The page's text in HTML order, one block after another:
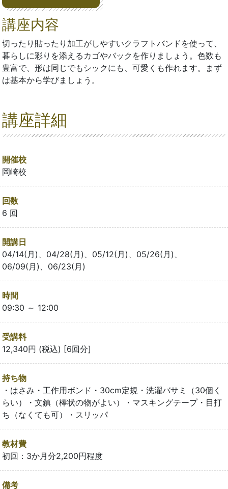
講座内容
切ったり貼ったり加工がしやすいクラフトバンドを使って、
暮らしに彩りを添えるカゴやバックを作りましょう。色数も
豊富で、形は同じでもシックにも、可愛くも作れます。まず
は基本から学びましょう。
講座詳細
開催校
岡崎校
回数
6 回
開講日
04/14(月)、04/28(月)、05/12(月)、05/26(月)、
06/09(月)、06/23(月)
時間
09:30 ～ 12:00
受講料
12,340円 (税込) [6回分]
持ち物
・はさみ・工作用ボンド・30cm定規・洗濯バサミ（30個く
らい）・文鎮（棒状の物がよい）・マスキングテープ・目打
ち（なくても可）・スリッパ
教材費
初回：3か月分2,200円程度
備考